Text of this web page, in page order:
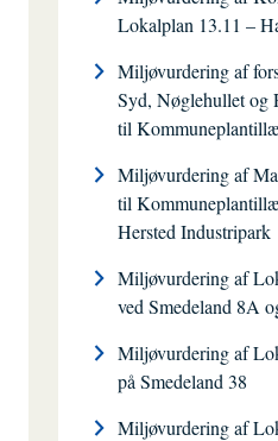
Lokalplan 13.11 –
Miljøvurdering af
Syd, Nøglehullet og
til
Miljøvurdering af
til
Hersted Industripark
Miljøvurdering af
ved Smedeland 8A
Miljøvurdering af
på Smedeland 38
Miljøvurdering af